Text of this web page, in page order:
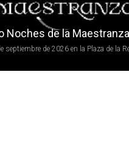
Noches de la
septiembre de 2026 en la Plaza de la